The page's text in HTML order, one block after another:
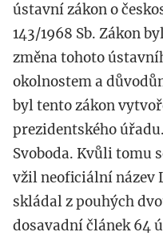
ústavní zákon o
143/1968 Sb. Zákon
změna tohoto
okolnostem a
byl tento zákon
prezidentského
Svoboda. Kvůli tomu
vžil neoficiální název
skládal z pouhých
dosavadní článek 64